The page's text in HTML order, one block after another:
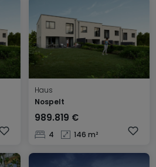
Haus
Nospelt
989.819 €
4 146 m²